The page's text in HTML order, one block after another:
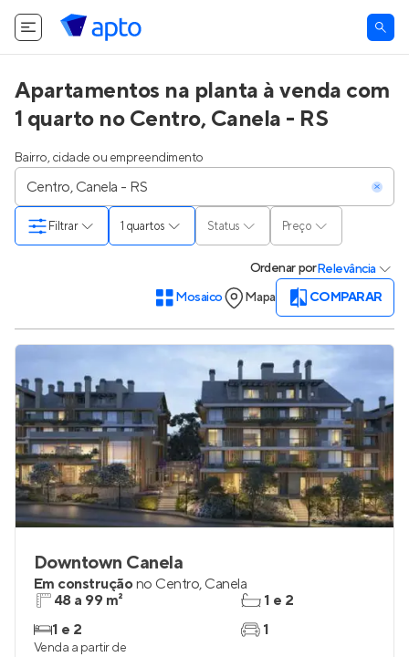
Apartamentos na planta à venda com
1 quarto no Centro, Canela - RS
Bairro, cidade ou empreendimento
1 quartos Status Preço
Filtrar
OrdenarporRelevância
Mosaico
Mapa COMPARAR
Downtown Canela
Em construçãono Centro, Canela
48 a 99 m²
1 e 2
1 e 2
1
Venda a partir de